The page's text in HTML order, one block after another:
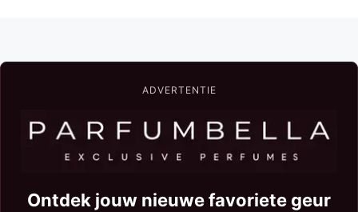
ADVERTENTIE
Ontdek jouw nieuwe favoriete geur